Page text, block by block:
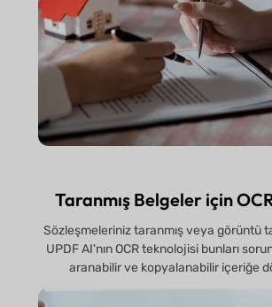
Taranmış Belgeler için
Sözleşmeleriniz taranmış veya görüntü
UPDF AI'nın OCR teknolojisi bunları
aranabilir ve kopyalanabilir içeriğe